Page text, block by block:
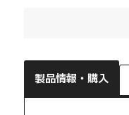
製品情報・購入